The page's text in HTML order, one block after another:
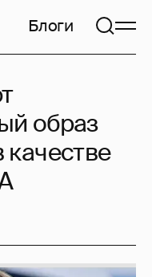
Блоги
образ